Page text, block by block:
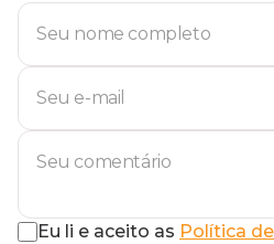
Eu li e aceito as Política